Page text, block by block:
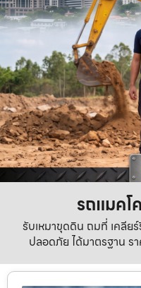
รถแมคโ
รับเหมาขุดดิน ถมที่ เคลีย
ปลอดภัย ได้มาตรฐาน ร